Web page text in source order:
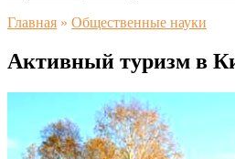
Главная » Общественные науки
Активный туризм в